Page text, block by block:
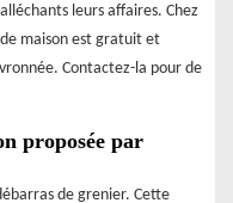
leurs affaires. Chez
maison est gratuit et
Contactez-la pour de
proposée par
de grenier. Cette